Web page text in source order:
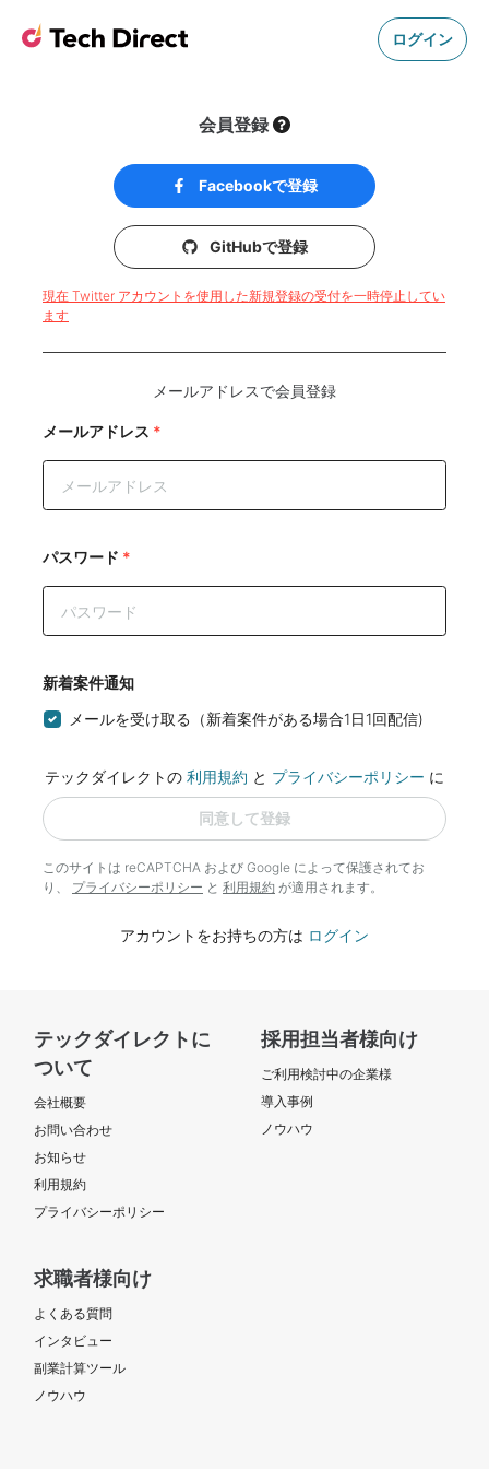
ログイン
会員登録
Facebookで登録
GitHubで登録
現在 Twitter アカウントを使用した新規登録の受付を一時停止してい
ます
メールアドレスで会員登録
メールアドレス *
パスワード *
新着案件通知
メールを受け取る（新着案件がある場合1日1回配信)
テックダイレクトの 利用規約 と プライバシーポリシー に
同意して登録
このサイトは reCAPTCHA および Google によって保護されてお
り、 プライバシーポリシー と 利用規約 が適用されます。
アカウントをお持ちの方は ログイン
テックダイレクトに
ついて
会社概要
お問い合わせ
お知らせ
利用規約
プライバシーポリシー
採用担当者様向け
ご利用検討中の企業様
導入事例
ノウハウ
求職者様向け
よくある質問
インタビュー
副業計算ツール
ノウハウ